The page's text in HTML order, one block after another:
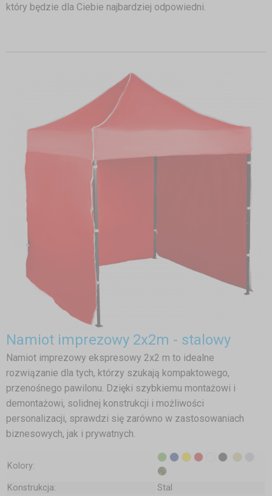
który będzie dla Ciebie najbardziej odpowiedni.
Namiot imprezowy 2x2m - stalowy
Namiot imprezowy ekspresowy 2x2 m to idealne
rozwiązanie dla tych, którzy szukają kompaktowego,
przenośnego pawilonu. Dzięki szybkiemu montażowi i
demontażowi, solidnej konstrukcji i możliwości
personalizacji, sprawdzi się zarówno w zastosowaniach
biznesowych, jak i prywatnych.
Kolory:
Konstrukcja:
Stal